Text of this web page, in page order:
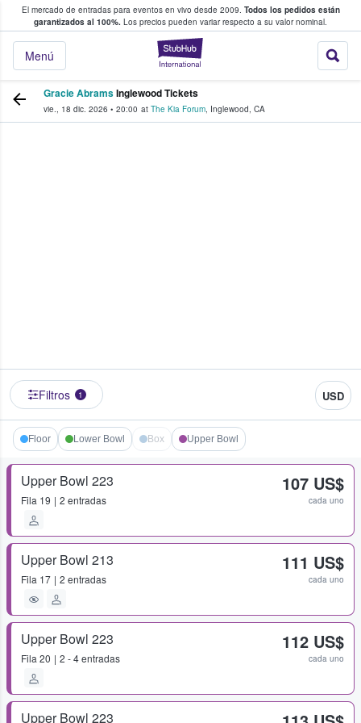
El mercado de entradas para eventos en vivo desde 2009. Todos los pedidos están
garantizados al 100%. Los precios pueden variar respecto a su valor nominal.
StubHub:
Menú
y venta de entradas entre fans
Gracie AbramsInglewood Tickets
vie., 18 dic. 2026 • 20:00 at The Kia Forum, Inglewood, CA
Filtros 1 USD
Floor Lower Bowl Box Upper Bowl
Upper Bowl 223
Fila 19 2 entradas
107 US$
cada uno
Upper Bowl 213
Fila 17 2 entradas
111 US$
cada uno
Upper Bowl 223
Fila 20 2 - 4 entradas
112 US$
cada uno
Upper Bowl 223